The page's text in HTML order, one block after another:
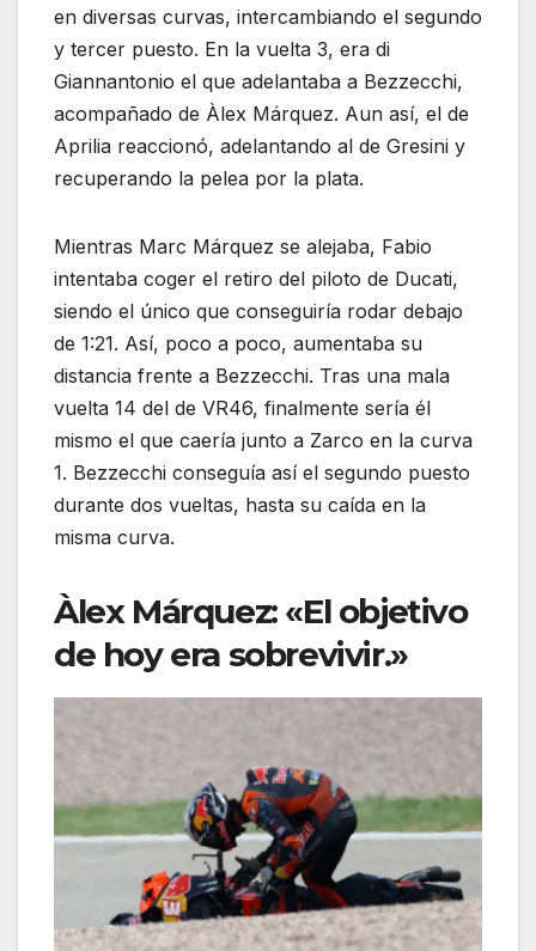
en diversas curvas, intercambiando el segundo
y tercer puesto. En la vuelta 3, era di
Giannantonio el que adelantaba a Bezzecchi,
acompañado de Àlex Márquez. Aun así, el de
Aprilia reaccionó, adelantando al de Gresini y
recuperando la pelea por la plata.
Mientras Marc Márquez se alejaba, Fabio
intentaba coger el retiro del piloto de Ducati,
siendo el único que conseguiría rodar debajo
de 1:21. Así, poco a poco, aumentaba su
distancia frente a Bezzecchi. Tras una mala
vuelta 14 del de VR46, finalmente sería él
mismo el que caería junto a Zarco en la curva
1. Bezzecchi conseguía así el segundo puesto
durante dos vueltas, hasta su caída en la
misma curva.
Àlex Márquez: «El objetivo
de hoy era sobrevivir.»